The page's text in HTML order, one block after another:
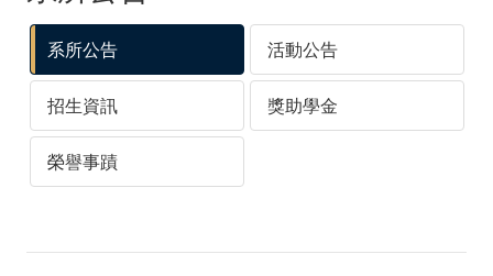
系所公告 活動公告
招生資訊 獎助學金
榮譽事蹟